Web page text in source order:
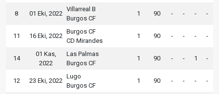
8 01 Eki, 2022
Villarreal B
Burgos CF
1 90 - - - -
11 16 Eki, 2022
Burgos CF
CD Mirandes
1 90 - - - -
14
01 Kas,
2022
Las Palmas
Burgos CF
1 90 - - 1 -
12 23 Eki, 2022
Lugo
Burgos CF
1 90 - - - -